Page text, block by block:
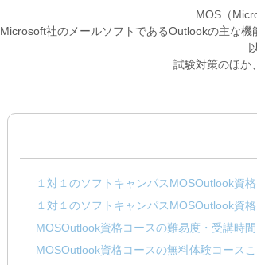
MOS（
Microsoft社のメールソフトであるOutlookの主な
試験対策のほか
１対１のソフトキャンパスMOSOutlook資
１対１のソフトキャンパスMOSOutlook資
MOSOutlook資格コースの難易度・受講時
MOSOutlook資格コースの無料体験コース